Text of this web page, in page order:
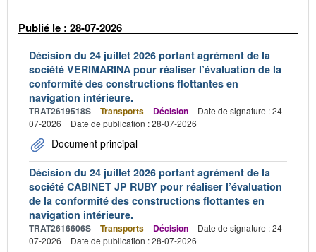
Publié le : 28-07-2026
Décision du 24 juillet 2026 portant agrément de la
société VERIMARINA pour réaliser l’évaluation de la
conformité des constructions flottantes en
navigation intérieure.
TRAT2619518S Transports Décision
Date de signature : 24-
07-2026
Date de publication : 28-07-2026
Document principal
Décision du 24 juillet 2026 portant agrément de la
société CABINET JP RUBY pour réaliser l’évaluation
de la conformité des constructions flottantes en
navigation intérieure.
TRAT2616606S Transports Décision
Date de signature : 24-
07-2026
Date de publication : 28-07-2026